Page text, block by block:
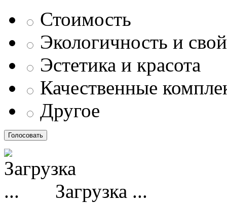
Стоимость
Экологичность и
Эстетика и красота
Качественные
Другое
Загрузка ...